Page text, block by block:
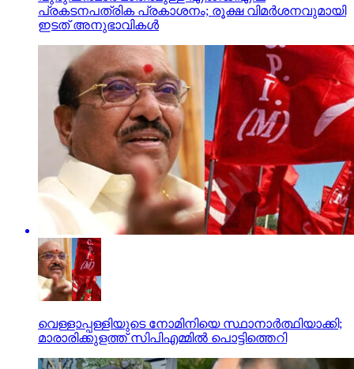
പ്രകടനപത്രിക പ്രകാശനം; രൂക്ഷ വിമര്‍ശനവുമായി
ഇടത് അനുഭാവികൾ
വെള്ളാപ്പള്ളിയുടെ നോമിനിയെ സ്ഥാനാര്‍ത്ഥിയാക്കി;
മാരാരിക്കുളത്ത് സിപിഎമ്മില്‍ പൊട്ടിത്തെറി